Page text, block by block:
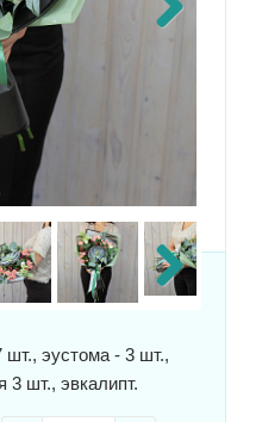
Next
шт., эустома - 3 шт.,
3 шт., эвкалипт.